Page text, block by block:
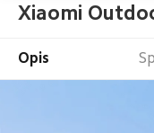
Xiaomi
Opis